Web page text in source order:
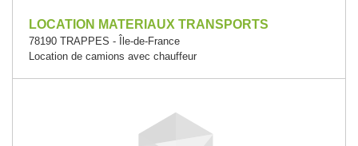
LOCATION MATERIAUX TRANSPORTS
78190 TRAPPES - Île-de-France
Location de camions avec chauffeur